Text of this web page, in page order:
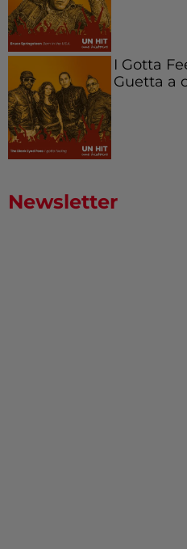
I Gotta
Guetta a
Newsletter